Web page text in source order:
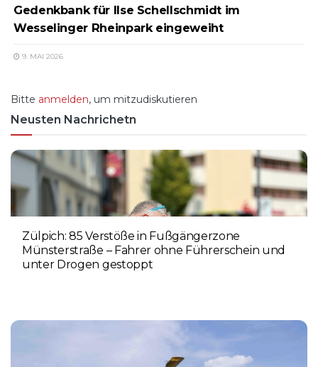
Gedenkbank für Ilse Schellschmidt im
Wesselinger Rheinpark eingeweiht
9. MAI 2026
Bitte anmelden, um mitzudiskutieren
Neusten Nachrichetn
Zülpich: 85 Verstöße in Fußgängerzone
Münsterstraße – Fahrer ohne Führerschein und
unter Drogen gestoppt